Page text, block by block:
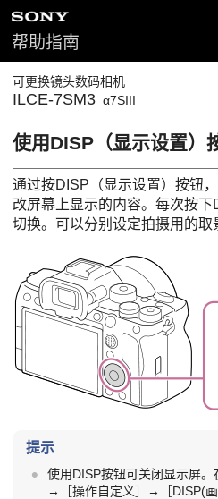
帮助指南
可更换镜头数码相机
ILCE-7SM3 α7SIII
使用DISP（显示设置）
通过按DISP（显示设置）按钮
改屏幕上显示的内容。每次按
切换。可以分别设定拍摄用的取
提示
使用DISP按钮可关闭显示屏。
→
［操作自定义］ → ［DISP(